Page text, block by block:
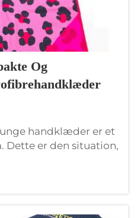
Og
handklæder er et
er den situation,
mikrofiber ville
specielle
er letvejende og